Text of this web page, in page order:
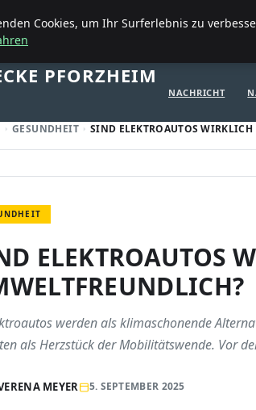
PFORZHEIM
NACHRICHT
GESUNDHEIT SIND ELEKTROAUTOS
ELEKTROAUTOS
werden als klima­schonende
als Herzstück der Mobilitätswende. Vor
MEYER 5. SEPTEMBER 2025
Cookies, um Ihr Surferlebnis zu